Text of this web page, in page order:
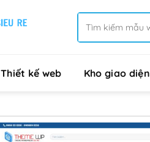
kiếm:
Thiết kế web Kho giao diện